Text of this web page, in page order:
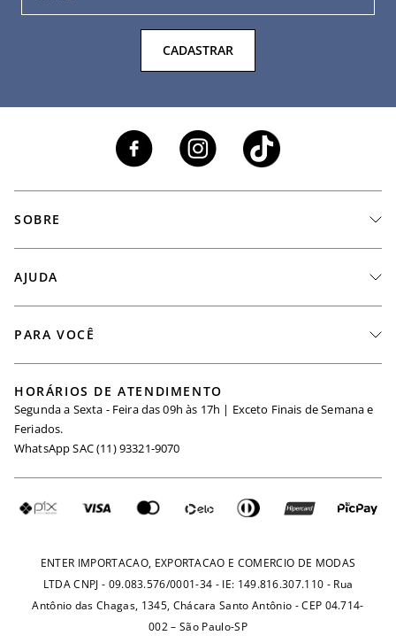
CADASTRAR
SOBRE
Seja um Revendedor
Igualdade Salarial
Requisição de Dados
AJUDA
Minha Conta
Trocas
Fretes e Tarifas
PARA VOCÊ
Maternidade
Seja um Afiliado
HORÁRIOS DE ATENDIMENTO
Segunda a Sexta - Feira das 09h às 17h | Exceto Finais de Semana e
Feriados.
WhatsApp SAC (11) 93321-9070
ENTER IMPORTACAO, EXPORTACAO E COMERCIO DE MODAS
LTDA CNPJ - 09.083.576/0001-34 - IE: 149.816.307.110 - Rua
Antônio das Chagas, 1345, Chácara Santo Antônio - CEP 04.714-
002 – São Paulo-SP